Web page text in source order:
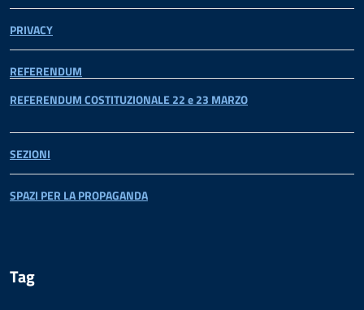
PRIVACY
REFERENDUM
REFERENDUM COSTITUZIONALE 22 e 23 MARZO
SEZIONI
SPAZI PER LA PROPAGANDA
Tag